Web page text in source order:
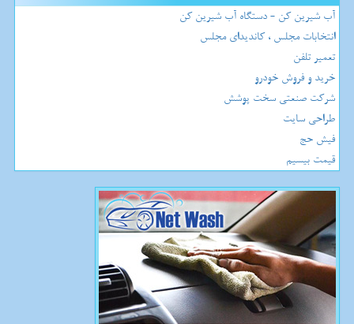
آب شیرین کن - دستگاه آب شیرین کن
انتخابات مجلس ، کاندیدای مجلس
تعمیر تلفن
خرید و فروش خودرو
شرکت صنعتی سخت پوشش
طراحی سایت
فیش حج
قیمت بیسیم